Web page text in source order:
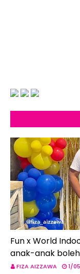
Fun x World
anak-anak
FIZA AIZZAWA 1/